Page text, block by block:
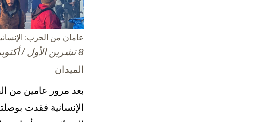
عامان من الحرب:
8 تشرين الأول / أكتوبر، 2025
الميدان
بعد مرور عامين من
الإنسانية فقدت